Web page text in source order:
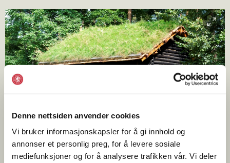
Denne nettsiden anvender cookies
Vi bruker informasjonskapsler for å gi innhold og
annonser et personlig preg, for å levere sosiale
mediefunksjoner og for å analysere trafikken vår. Vi deler